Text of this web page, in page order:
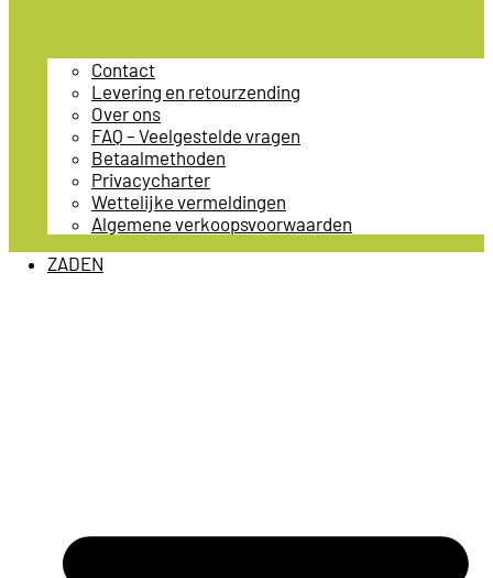
Contact
Levering en retourzending
Over ons
FAQ – Veelgestelde vragen
Betaalmethoden
Privacycharter
Wettelijke vermeldingen
Algemene verkoopsvoorwaarden
ZADEN